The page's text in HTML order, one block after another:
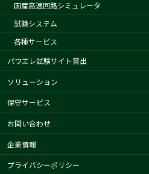
国産高速回路シミュレータ
試験システム
各種サービス
パワエレ試験サイト貸出
ソリューション
保守サービス
お問い合わせ
企業情報
プライバシーポリシー